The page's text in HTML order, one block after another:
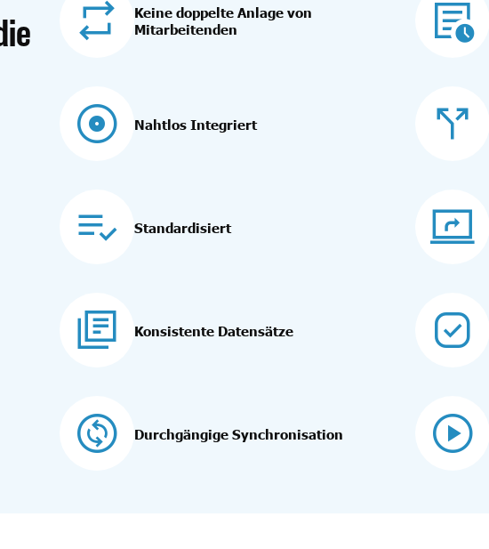
Keine doppelte Anlage von
Mitarbeitenden
Nahtlos Integriert
Standardisiert
Konsistente Datensätze
Durchgängige Synchronisation